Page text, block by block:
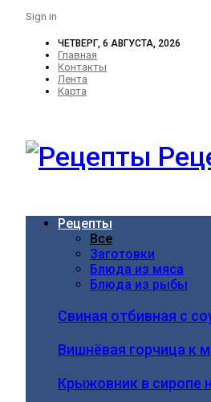
Sign in
ЧЕТВЕРГ, 6 АВГУСТА, 2026
Главная
Контакты
Лента
Карта
Рецепты
Все
Заготовки
Блюда из мяса
Блюда из рыбы
Свиная отбивная с
Вишнёвая горчица к
Крыжовник в сиропе